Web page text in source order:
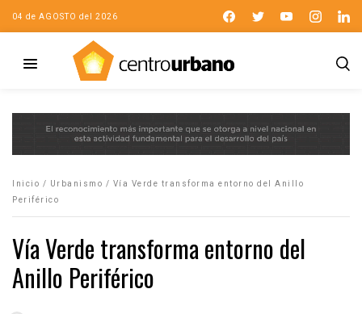
04 de AGOSTO del 2026
Inicio / Urbanismo / Vía Verde transforma entorno del Anillo
Periférico
Vía Verde transforma entorno del
Anillo Periférico